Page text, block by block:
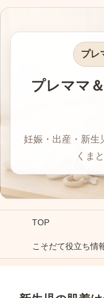
プレ
プレママ
妊娠・出産・新生
くま
TOP
こそだて役立ち情